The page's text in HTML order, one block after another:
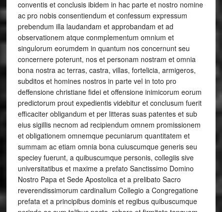
conventis et conclusis ibidem in hac parte et nostro nomine
ac pro nobis consentiendum et confessum expressum
prebendum illa laudandam et approbandam et ad
observationem atque conmplementum omnium et
singulorum eorumdem in quantum nos concernunt seu
concernere poterunt, nos et personam nostram et omnia
bona nostra ac terras, castra, villas, fortelicia, armigeros,
subditos et homines nostros in parte vel in toto pro
deffensione christiane fidei et offensione inimicorum eorum
predictorum prout expedientis videbitur et conclusum fuerit
efficaciter obligandum et per litteras suas patentes et sub
eius sigillis necnom ad recipiendum omnem promissionem
et obligationem omnemque pecuniarum quantitatem et
summam ac etiam omnia bona cuiuscumque generis seu
speciey fuerunt, a quibuscumque personis, collegiis sive
universitatibus et maxime a prefato Sanctissimo Domino
Nostro Papa et Sede Apostolica et a prelibato Sacro
reverendissimorum cardinalium Collegio a Congregatione
prefata et a principibus dominis et regibus quibuscumque